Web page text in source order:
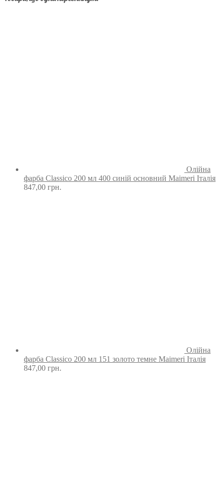
Олійна
фарба Classico 200 мл 400 синій основний Maimeri Італія
847,00 грн.
Олійна
фарба Classico 200 мл 151 золото темне Maimeri Італія
847,00 грн.